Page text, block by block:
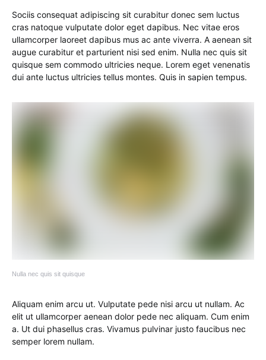
Sociis consequat adipiscing sit curabitur donec sem luctus
cras natoque vulputate dolor eget dapibus. Nec vitae eros
ullamcorper laoreet dapibus mus ac ante viverra. A aenean sit
augue curabitur et parturient nisi sed enim. Nulla nec quis sit
quisque sem commodo ultricies neque. Lorem eget venenatis
dui ante luctus ultricies tellus montes. Quis in sapien tempus.
Nulla nec quis sit quisque
Aliquam enim arcu ut. Vulputate pede nisi arcu ut nullam. Ac
elit ut ullamcorper aenean dolor pede nec aliquam. Cum enim
a. Ut dui phasellus cras. Vivamus pulvinar justo faucibus nec
semper lorem nullam.